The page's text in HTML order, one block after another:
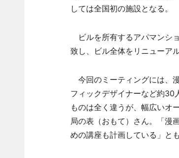
しては全国初の施設となる。
ビルを所有するアパマンシ
致し、ビル全体をリニューア
今回のミーティングには、
フィックデザイナーなど約30
ものは全く違うが、幅広いオ
局の表（おもて）さん。「漫
めの講座も計画している」とも